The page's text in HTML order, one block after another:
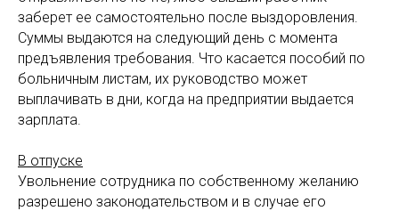
заберет ее самостоятельно после выздоровления.
Суммы выдаются на следующий день с момента
предъявления требования. Что касается пособий по
больничным листам, их руководство может
выплачивать в дни, когда на предприятии выдается
зарплата.
В отпуске
Увольнение сотрудника по собственному желанию
разрешено законодательством и в случае его